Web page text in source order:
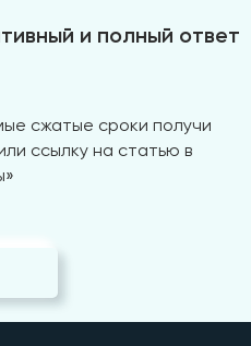
и полный ответ
сжатые сроки получи
ссылку на статью в